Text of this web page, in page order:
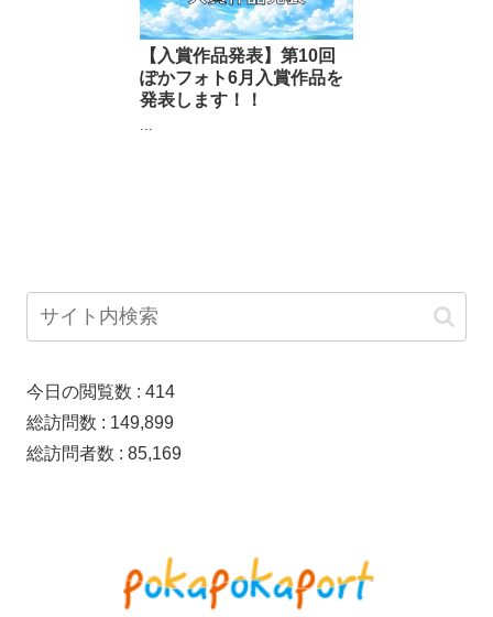
【入賞作品発表】第10回
ぽかフォト6月入賞作品を
発表します！！
今日の閲覧数 : 414
総訪問数 : 149,899
総訪問者数 : 85,169